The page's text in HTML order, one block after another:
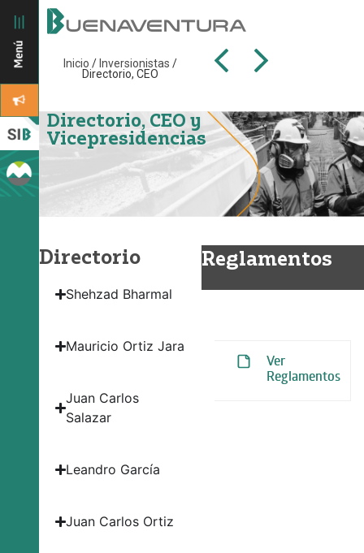
Inicio / Inversionistas /
Directorio, CEO
Directorio, CEO y
Vicepresidencias
Directorio
Shehzad Bharmal
Mauricio Ortiz Jara
Juan Carlos
Salazar
Leandro García
Juan Carlos Ortiz
Reglamentos
Ver
Reglamentos